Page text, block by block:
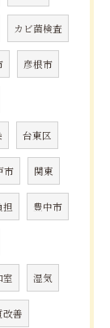
カビ菌検査
彦根市
台東区
市 関東
担 豊中市
室 湿気
改善